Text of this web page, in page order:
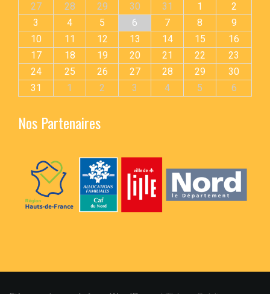
27
28 29 30 31 1
2
3
4 5 6 7 8
9
10
11 12 13 14 15
16
17
18 19 20 21 22
23
24
25 26 27 28 29
30
31
1 2 3 4 5 6
Nos Partenaires